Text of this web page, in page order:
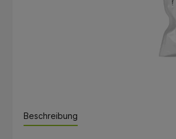
Beschreibung